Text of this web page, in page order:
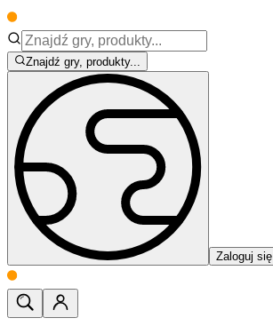
Znajdź gry, produkty...
Zaloguj się